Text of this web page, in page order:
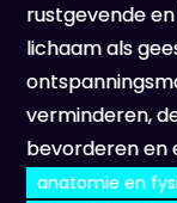
rustgevende
lichaam als
verminderen,
bevorderen en
anatomie en